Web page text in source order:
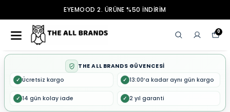
EYEMOOD 2. ÜRÜNE %50 İNDİRİM
0
THE ALL BRANDS GÜVENCESİ
✓ Ücretsiz kargo ✓ 13:00’a kadar aynı gün kargo
✓ 14 gün kolay iade ✓ 2 yıl garanti